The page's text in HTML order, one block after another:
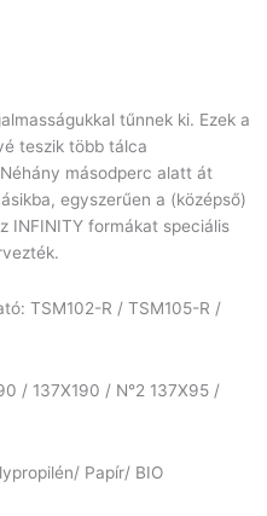
tűnnek ki. Ezek a
teszik több tálca
másodperc alatt át
egyszerűen a (középső)
INFINITY formákat speciális
TSM102-R / TSM105-R /
/ 137X190 / N°2 137X95 /
Papír/ BIO